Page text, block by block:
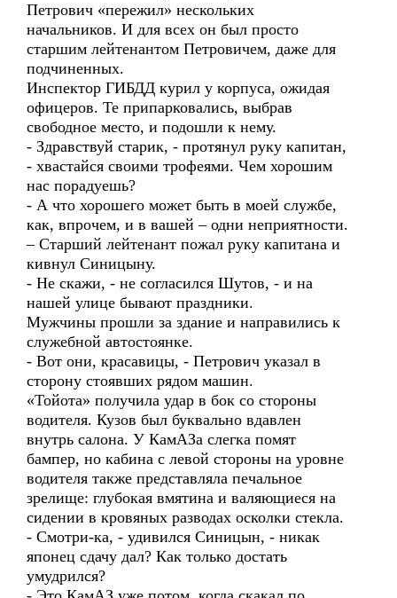
Петрович «пережил» нескольких
начальников. И для всех он был просто
старшим лейтенантом Петровичем, даже для
подчиненных.
Инспектор ГИБДД курил у корпуса, ожидая
офицеров. Те припарковались, выбрав
свободное место, и подошли к нему.
- Здравствуй старик, - протянул руку капитан,
- хвастайся своими трофеями. Чем хорошим
нас порадуешь?
- А что хорошего может быть в моей службе,
как, впрочем, и в вашей – одни неприятности.
– Старший лейтенант пожал руку капитана и
кивнул Синицыну.
- Не скажи, - не согласился Шутов, - и на
нашей улице бывают праздники.
Мужчины прошли за здание и направились к
служебной автостоянке.
- Вот они, красавицы, - Петрович указал в
сторону стоявших рядом машин.
«Тойота» получила удар в бок со стороны
водителя. Кузов был буквально вдавлен
внутрь салона. У КамАЗа слегка помят
бампер, но кабина с левой стороны на уровне
водителя также представляла печальное
зрелище: глубокая вмятина и валяющиеся на
сидении в кровяных разводах осколки стекла.
- Смотри-ка, - удивился Синицын, - никак
японец сдачу дал? Как только достать
умудрился?